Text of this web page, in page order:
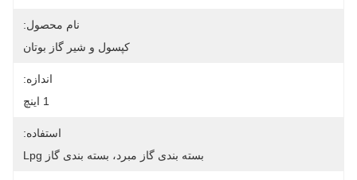
نام محصول:
کپسول و شیر گاز بوتان
اندازه:
1 اينچ
استفاده:
بسته بندی گاز مبرد، بسته بندی گاز Lpg